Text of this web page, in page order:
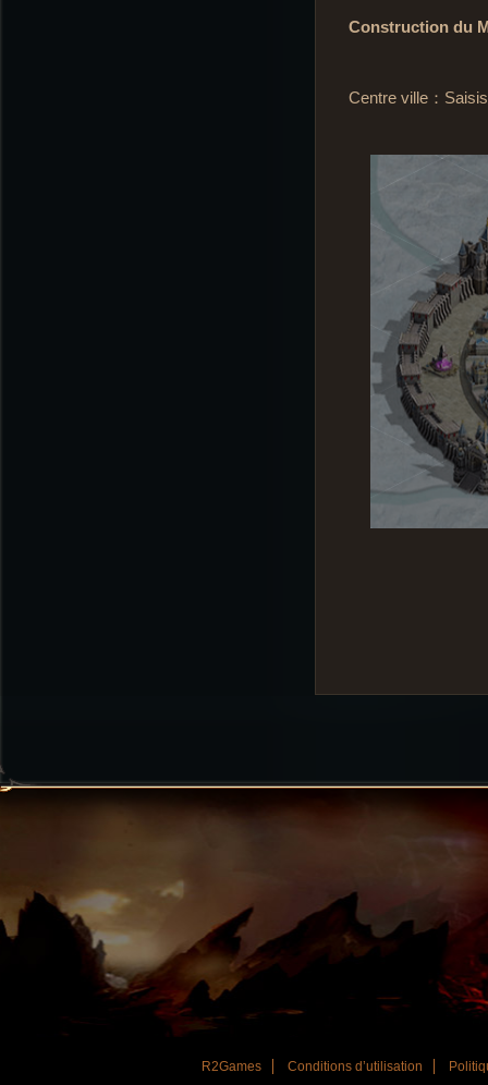
Construction du
Centre ville：
R2Games Conditions d’utilisation